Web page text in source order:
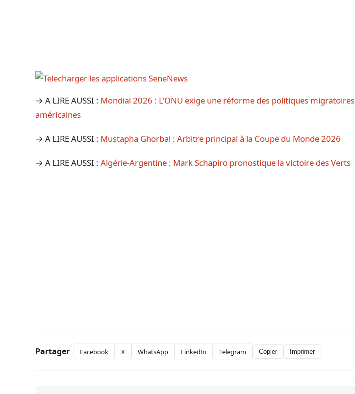
→ A LIRE AUSSI : Mondial 2026 : L’ONU exige une réforme des politiques migratoires
américaines
→ A LIRE AUSSI : Mustapha Ghorbal : Arbitre principal à la Coupe du Monde 2026
→ A LIRE AUSSI : Algérie-Argentine : Mark Schapiro pronostique la victoire des Verts
Partager Facebook X WhatsApp LinkedIn Telegram Copier Imprimer